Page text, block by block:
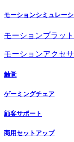
モーションシミュレー
モーションプラッ
モーションアクセ
触覚
ゲーミングチェア
顧客サポート
商用セットアップ